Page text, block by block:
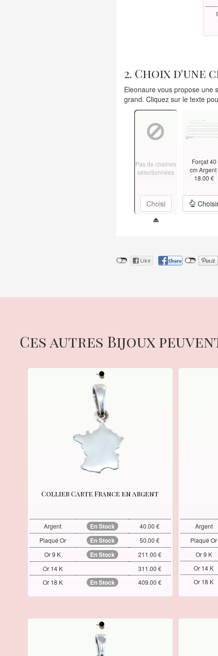
2. Choix d'une
Eleonaure vous propose une
grand. Cliquez sur le texte
Pas de chaînes
sélectionnées
Choisi
Forçat 40
cm Argent
18.00 €
Ces autres Bijoux
Collier Carte France en argent
Argent En Stock
40.00 €
Plaqué Or
En Stock
50.00 €
Or 9 K
En Stock
211.00 €
Or 14 K
311.00 €
Or 18 K
En Stock 409.00 €
Argent
Plaqué Or
Or 9 K
Or 14 K
Or 18 K